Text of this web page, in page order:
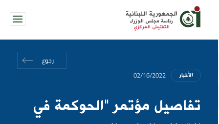
الجمهورية اللبنانية
رئاسة مجلس الوزراء
التفتيش المركزي
رجوع
الأخبار 02/16/2022
تفاصيل مؤتمر "الحوكمة في